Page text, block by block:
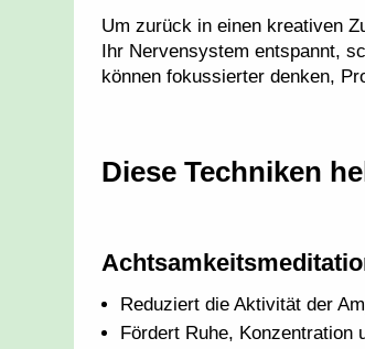
Um zurück in einen kreativen
Ihr Nervensystem entspannt,
können fokussierter denken,
Diese Techniken
Reduziert die Aktivität der
Fördert Ruhe, Konzentration